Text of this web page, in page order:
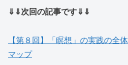
⇓⇓次回の記事です⇓⇓
【第８回】「瞑想」の実践の全
マップ